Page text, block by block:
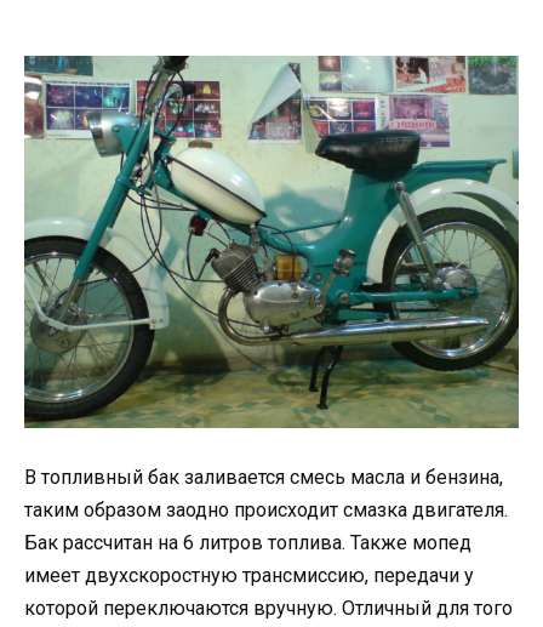
В топливный бак заливается смесь масла и бензина,
таким образом заодно происходит смазка двигателя.
Бак рассчитан на 6 литров топлива. Также мопед
имеет двухскоростную трансмиссию, передачи у
которой переключаются вручную. Отличный для того